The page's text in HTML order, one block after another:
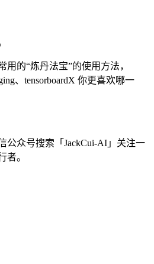
的“炼丹法宝”的使用方法，
、tensorboardX 你更喜欢哪一
公众号搜索「JackCui-AI」关注一
者。